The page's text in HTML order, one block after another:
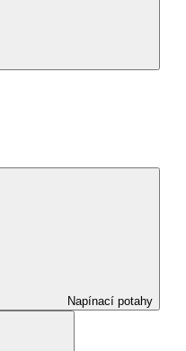
Napínací potahy